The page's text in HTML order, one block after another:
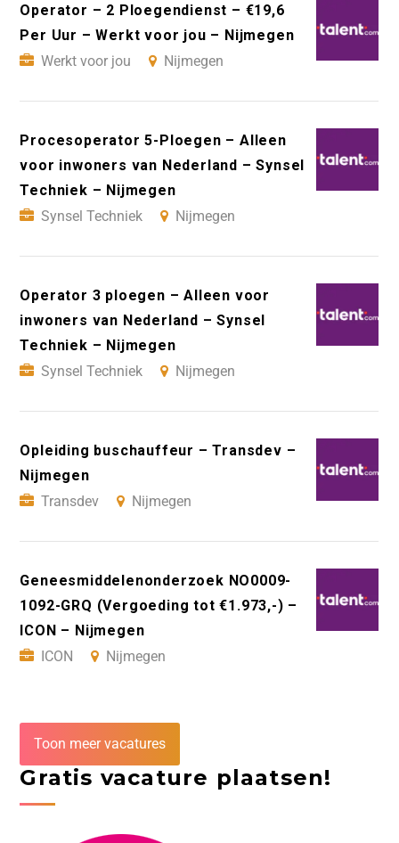
Operator – 2 Ploegendienst – €19,6
Per Uur – Werkt voor jou – Nijmegen
Werkt voor jou
Nijmegen
Procesoperator 5-Ploegen – Alleen
voor inwoners van Nederland – Synsel
Techniek – Nijmegen
Synsel Techniek
Nijmegen
Operator 3 ploegen – Alleen voor
inwoners van Nederland – Synsel
Techniek – Nijmegen
Synsel Techniek
Nijmegen
Opleiding buschauffeur – Transdev –
Nijmegen
Transdev
Nijmegen
Geneesmiddelenonderzoek NO0009-
1092-GRQ (Vergoeding tot €1.973,-) –
ICON – Nijmegen
ICON
Nijmegen
Toon meer vacatures
Gratis vacature plaatsen!